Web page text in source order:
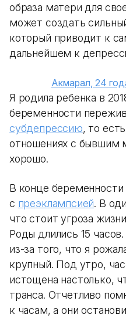
образа матери для
может создать
который приводит к
дальнейшем к
Акмарал, 24
Я родила ребенка в
беременности
субдепрессию, то
отношениях с бывшим
хорошо.
В конце беременности
с преэклампсией. В
что стоит угроза
Роды длились 15
из-за того, что я
крупный. Под утро,
истощена настолько,
транса. Отчетливо
к часам, а они